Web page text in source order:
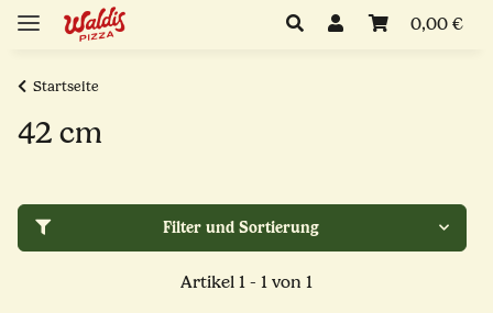
0,00 €
Startseite
42 cm
Filter und Sortierung
Artikel 1 - 1 von 1